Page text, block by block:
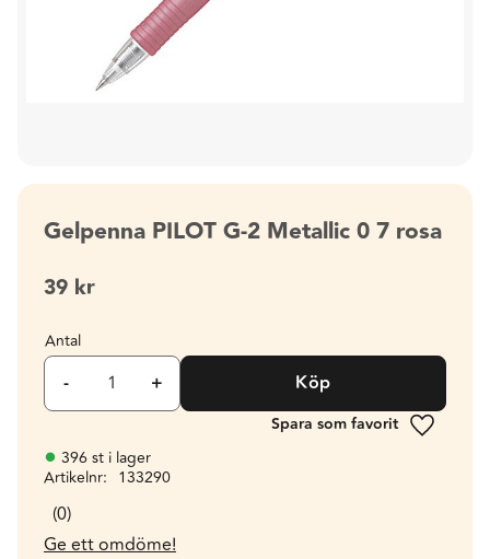
Gelpenna PILOT G-2 Metallic 0 7 rosa
39 kr
Antal
+
- Köp
Lägg till
396 st i lager
Artikelnr
133290
0
Ge ett omdöme!